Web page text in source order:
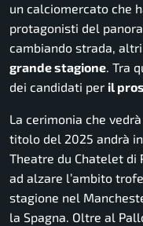
un calciomercato che
protagonisti del
cambiando strada,
grande stagione. Tra
dei candidati per il
La cerimonia che
titolo del 2025 andrà
Theatre du Chatelet di
ad alzare l’ambito
stagione nel
la Spagna. Oltre al